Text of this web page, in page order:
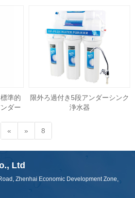
準的
ダー
限外ろ過付き5段アンダーシンク
浄水器
« » 8
Ltd
Zhenhai Economic Development Zone,